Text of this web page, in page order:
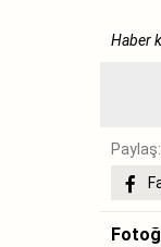
Haber
Paylaş: